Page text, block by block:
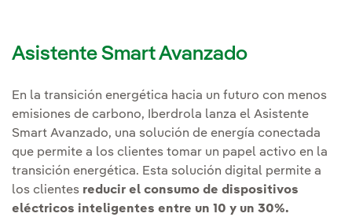
Asistente Smart Avanzado
En la transición energética hacia un futuro con menos
emisiones de carbono, Iberdrola lanza el Asistente
Smart Avanzado, una solución de energía conectada
que permite a los clientes tomar un papel activo en la
transición energética. Esta solución digital permite a
los clientes reducir el consumo de dispositivos
eléctricos inteligentes entre un 10 y un 30%.